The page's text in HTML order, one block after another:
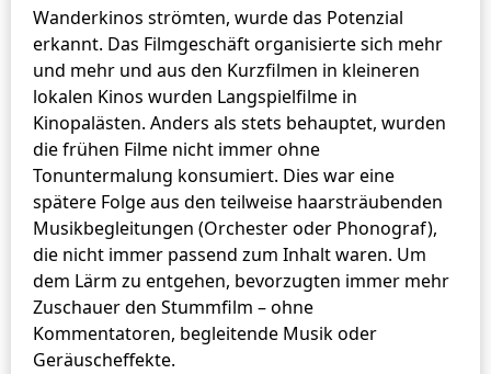
Wanderkinos strömten, wurde das Potenzial
erkannt. Das Filmgeschäft organisierte sich mehr
und mehr und aus den Kurzfilmen in kleineren
lokalen Kinos wurden Langspielfilme in
Kinopalästen. Anders als stets behauptet, wurden
die frühen Filme nicht immer ohne
Tonuntermalung konsumiert. Dies war eine
spätere Folge aus den teilweise haarsträubenden
Musikbegleitungen (Orchester oder Phonograf),
die nicht immer passend zum Inhalt waren. Um
dem Lärm zu entgehen, bevorzugten immer mehr
Zuschauer den Stummfilm – ohne
Kommentatoren, begleitende Musik oder
Geräuscheffekte.